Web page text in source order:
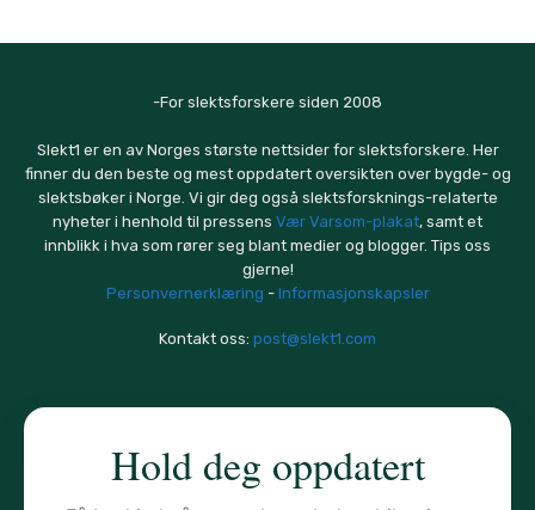
-For slektsforskere siden 2008
Slekt1 er en av Norges største nettsider for slektsforskere. Her
finner du den beste og mest oppdatert oversikten over bygde- og
slektsbøker i Norge. Vi gir deg også slektsforsknings-relaterte
nyheter i henhold til pressens Vær Varsom-plakat, samt et
innblikk i hva som rører seg blant medier og blogger. Tips oss
gjerne!
Personvernerklæring - Informasjonskapsler
Kontakt oss: post@slekt1.com
Hold deg oppdatert